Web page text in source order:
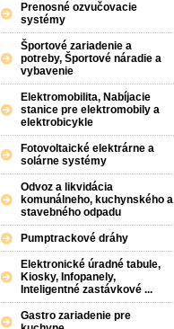
Prenosné ozvučovacie
systémy
Športové zariadenie a
potreby, Športové náradie a
vybavenie
Elektromobilita, Nabíjacie
stanice pre elektromobily a
elektrobicykle
Fotovoltaické elektrárne a
solárne systémy
Odvoz a likvidácia
komunálneho, kuchynského a
stavebného odpadu
Pumptrackové dráhy
Elektronické úradné tabule,
Kiosky, Infopanely,
Inteligentné zastávkové ...
Gastro zariadenie pre